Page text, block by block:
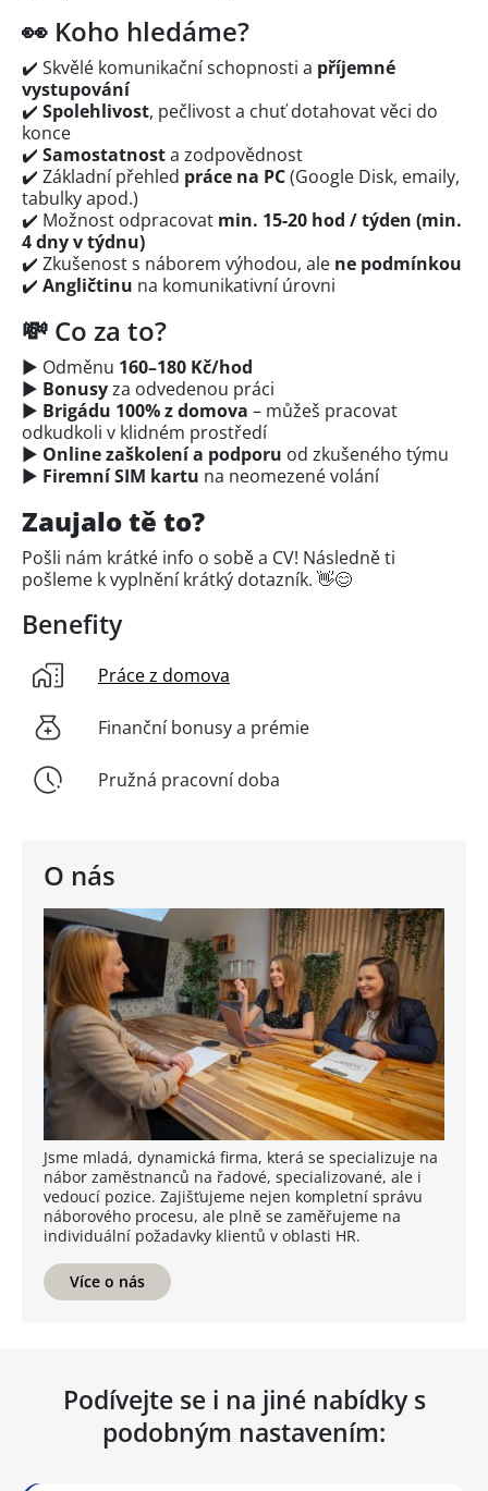
O nás
Jsme mladá, dynamická firma, která se specializuje na
nábor zaměstnanců na řadové, specializované, ale i
vedoucí pozice. Zajišťujeme nejen kompletní správu
náborového procesu, ale plně se zaměřujeme na
individuální požadavky klientů v oblasti HR.
Více o nás
👀 Koho hledáme?
✔️ Skvělé komunikační schopnosti a příjemné
vystupování
✔️ Spolehlivost, pečlivost a chuť dotahovat věci do
konce
✔️ Samostatnosta zodpovědnost
✔️ Základní přehled práce na PC(Google Disk, emaily,
tabulky apod.)
✔️ Možnost odpracovat min. 15-20 hod / týden (min.
4 dny v týdnu)
✔️ Zkušenost s náborem výhodou, ale ne podmínkou
✔️ Angličtinu na komunikativní úrovni
💸 Co za to?
▶️ Odměnu 160–180 Kč/hod
▶️ Bonusyza odvedenou práci
▶️ Brigádu 100% z domova – můžeš pracovat
odkudkoli v klidném prostředí
▶️ Online zaškolení a podporu od zkušeného týmu
▶️ Firemní SIM kartu na neomezené volání
Zaujalo tě to?
Pošli nám krátké info o sobě a CV! Následně ti
pošleme k vyplnění krátký dotazník. 👋😊
Benefity
Práce z domova
Finanční bonusy a prémie
Pružná pracovní doba
Podívejte se i na jiné nabídky s
podobným nastavením: